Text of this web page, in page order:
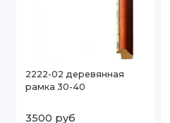
2222-02 деревянная
рамка 30-40
3500 руб